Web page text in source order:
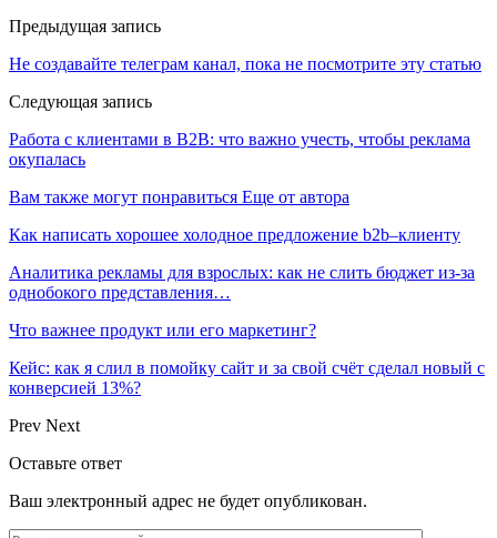
Предыдущая запись
Не создавайте телеграм канал, пока не посмотрите эту статью
Следующая запись
Работа с клиентами в B2B: что важно учесть, чтобы реклама
окупалась
Вам также могут понравиться Еще от автора
Как написать хорошее холодное предложение b2b–клиенту
Аналитика рекламы для взрослых: как не слить бюджет из-за
однобокого представления…
Что важнее продукт или его маркетинг?
Кейс: как я слил в помойку сайт и за свой счёт сделал новый с
конверсией 13%?
Prev Next
Оставьте ответ
Ваш электронный адрес не будет опубликован.